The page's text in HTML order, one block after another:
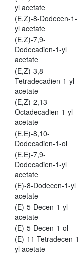
yl acetate
(E,Z)-8-Dodecen-1-
yl acetate
(E,Z)-7,9-
Dodecadien-1-yl
acetate
(E,Z)-3,8-
Tetradecadien-1-yl
acetate
(E,Z)-2,13-
Octadecadien-1-yl
acetate
(E,E)-8,10-
Dodecadien-1-ol
(E,E)-7,9-
Dodecadien-1-yl
acetate
(E)-8-Dodecen-1-yl
acetate
(E)-5-Decen-1-yl
acetate
(E)-5-Decen-1-ol
(E)-11-Tetradecen-1-
yl acetate